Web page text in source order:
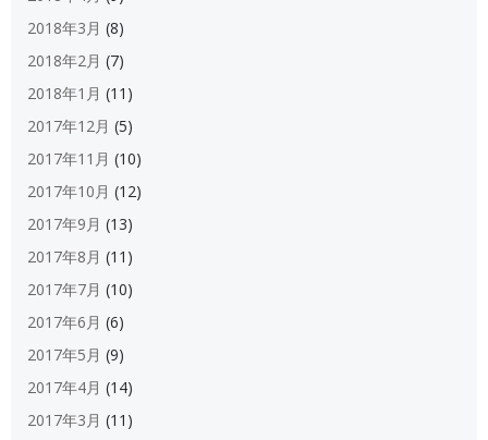
2018年3月 (8)
2018年2月 (7)
2018年1月 (11)
2017年12月 (5)
2017年11月 (10)
2017年10月 (12)
2017年9月 (13)
2017年8月 (11)
2017年7月 (10)
2017年6月 (6)
2017年5月 (9)
2017年4月 (14)
2017年3月 (11)